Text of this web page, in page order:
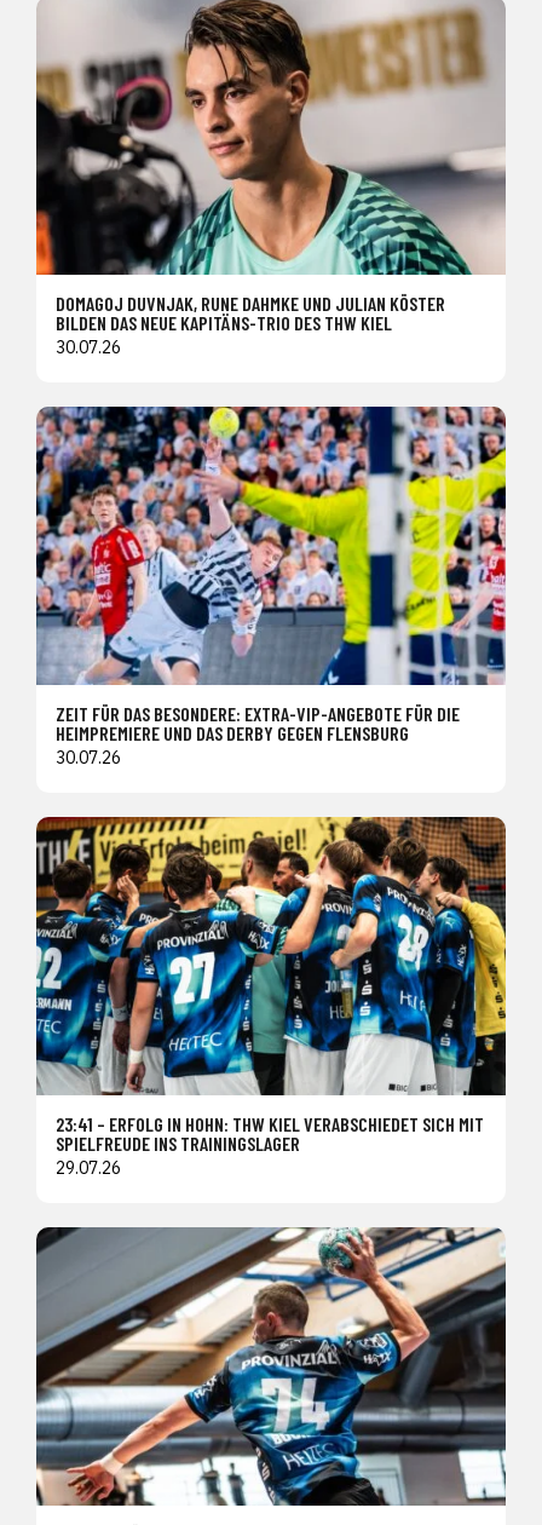
DOMAGOJ DUVNJAK, RUNE DAHMKE UND JULIAN KÖSTER
BILDEN DAS NEUE KAPITÄNS-TRIO DES THW KIEL
30.07.26
ZEIT FÜR DAS BESONDERE: EXTRA-VIP-ANGEBOTE FÜR DIE
HEIMPREMIERE UND DAS DERBY GEGEN FLENSBURG
30.07.26
23:41 – ERFOLG IN HOHN: THW KIEL VERABSCHIEDET SICH MIT
SPIELFREUDE INS TRAININGSLAGER
29.07.26